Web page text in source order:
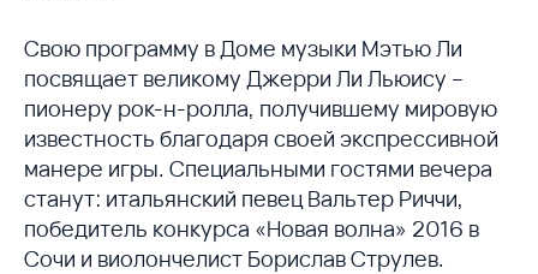
Свою программу в Доме музыки Мэтью Ли
посвящает великому Джерри Ли Льюису –
пионеру рок-н-ролла, получившему мировую
известность благодаря своей экспрессивной
манере игры. Специальными гостями вечера
станут: итальянский певец Вальтер Риччи,
победитель конкурса «Новая волна» 2016 в
Сочи и виолончелист Борислав Струлев.